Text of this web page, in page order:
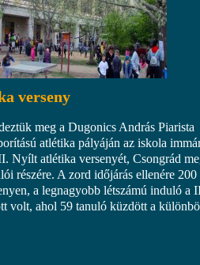
verseny
meg a Dugonics András Piarista
atlétika pályáján az iskola
Nyílt atlétika versenyét, Csongrád
részére. A zord időjárás ellenére 200
a legnagyobb létszámú induló a
volt, ahol 59 tanuló küzdött a